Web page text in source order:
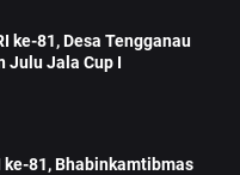
ke-81, Desa Tengganau
Julu Jala Cup I
ke-81, Bhabinkamtibmas